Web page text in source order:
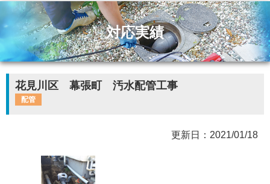
対応実績
花見川区 幕張町 汚水配管工事
配管
更新日：2021/01/18